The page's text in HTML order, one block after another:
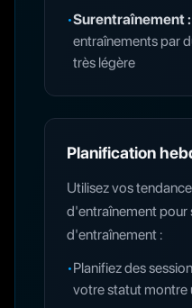
•Surentraînement :
entraînements par
très légère
Planification
Utilisez vos
d'entraînement pour
d'entraînement :
•Planifiez des
votre statut montre